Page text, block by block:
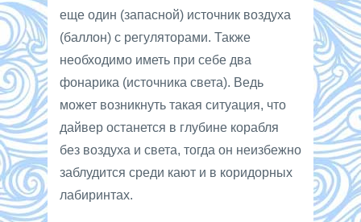
еще один (запасной) источник воздуха
(баллон) с регуляторами. Также
необходимо иметь при себе два
фонарика (источника света). Ведь
может возникнуть такая ситуация, что
дайвер останется в глубине корабля
без воздуха и света, тогда он неизбежно
заблудится среди кают и в коридорных
лабиринтах.